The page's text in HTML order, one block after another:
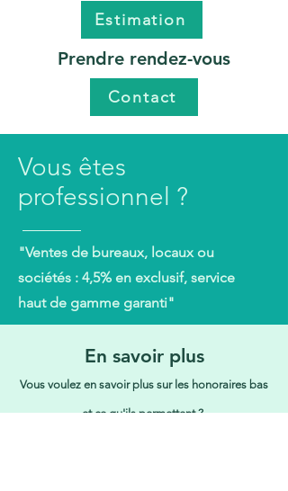
Estimation
Prendre rendez-vous
Contact
Vous êtes
professionnel ?
"Ventes de bureaux, locaux ou
sociétés : 4,5% en exclusif, service
haut de gamme garanti"
En savoir plus
Vous voulez en savoir plus sur les honoraires bas
et ce qu'ils permettent ?